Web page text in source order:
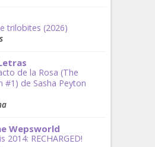
trilobites (2026)
de la Rosa (The
#1) de Sasha Peyton
Wepsworld
2014: RECHARGED!